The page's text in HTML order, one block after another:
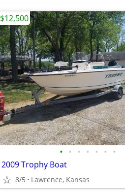
• • • • • • •
2009 Trophy Boat
8/5 Lawrence, Kansas
$12,500